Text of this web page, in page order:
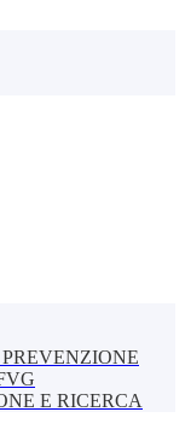
E RICERCA